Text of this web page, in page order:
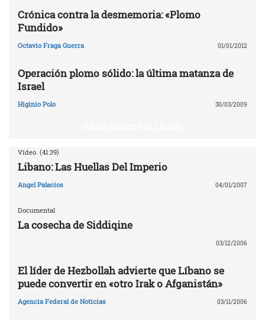
Crónica contra la desmemoria: «Plomo
Fundido»
Octavio Fraga Guerra 01/01/2012
Operación plomo sólido: la última matanza de
Israel
Higinio Polo 30/03/2009
Vídeo. (41:39)
Libano: Las Huellas Del Imperio
Angel Palacios 04/01/2007
Documental
La cosecha de Siddiqine
03/12/2006
El líder de Hezbollah advierte que Líbano se
puede convertir en «otro Irak o Afganistán»
Agencia Federal de Noticias 03/11/2006